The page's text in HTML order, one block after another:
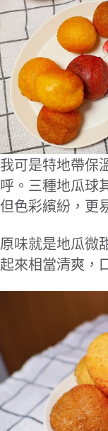
我可是特地帶保
呼。三種地瓜球
但色彩繽紛，更
原味就是地瓜微
起來相當清爽，